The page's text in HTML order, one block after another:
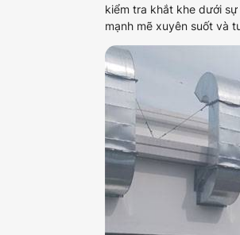
kiểm tra khắt khe dưới
mạnh mẽ xuyên suốt và